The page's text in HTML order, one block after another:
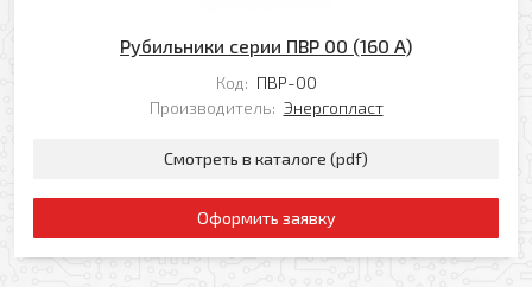
Рубильники серии ПВР 00 (160 A)
Код: ПВР-00
Производитель: Энергопласт
Смотреть в каталоге (pdf)
Оформить заявку